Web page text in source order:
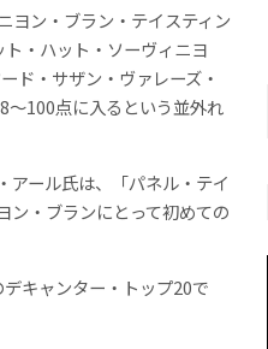
ヨン・ブラン・テイスティン
・ハット・ソーヴィニヨ
ド・サザン・ヴァレーズ・
～100点に入るという並外れ
アール氏は、「パネル・テイ
ン・ブランにとって初めての
キャンター・トップ20で